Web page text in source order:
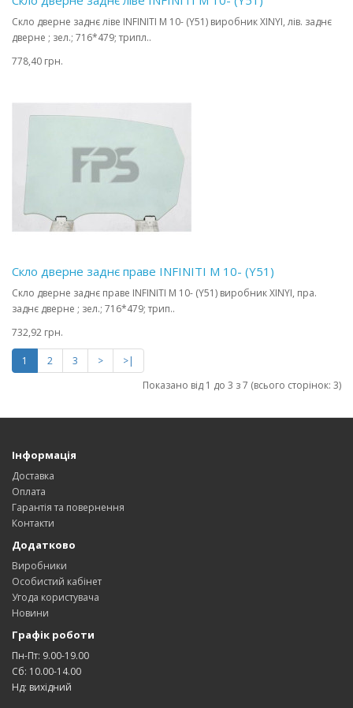
Скло дверне заднє ліве INFINITI M 10- (Y51) виробник XINYI, лів. заднє
дверне ; зел.; 716*479; трипл..
778,40 грн.
Скло дверне заднє праве INFINITI M 10- (Y51)
Скло дверне заднє праве INFINITI M 10- (Y51) виробник XINYI, пра.
заднє дверне ; зел.; 716*479; трип..
732,92 грн.
1 2 3 >
>|
Показано від 1 до 3 з 7 (всього сторінок: 3)
Інформація
Доставка
Оплата
Гарантія та повернення
Контакти
Додатково
Виробники
Особистий кабінет
Угода користувача
Новини
Графік роботи
Пн-Пт: 9.00-19.00
Сб: 10.00-14.00
Нд: вихідний